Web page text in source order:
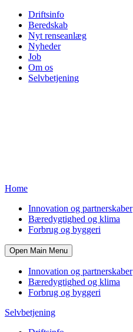
Driftsinfo
Beredskab
Nyt renseanlæg
Nyheder
Job
Om os
Selvbetjening
Home
Innovation og partnerskaber
Bæredygtighed og klima
Forbrug og byggeri
Open Main Menu
Innovation og partnerskaber
Bæredygtighed og klima
Forbrug og byggeri
Selvbetjening